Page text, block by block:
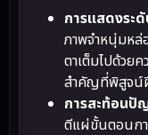
การแสดงระ
ภาพจำหนุ่มหล่
ตาเต็มไปด้วย
สำคัญที่พิสูจน์ฝี
การสะท้อนปั
ตีแผ่ขั้นตอนก